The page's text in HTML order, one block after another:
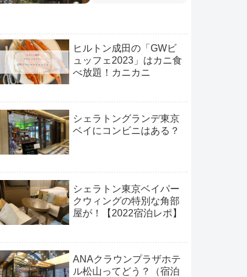
ヒルトン成田の「GWビ
ュッフェ2023」はカニ食
べ放題！カニカニ
シェラトングランデ東京
ベイにコンビニはある？
シェラトン東京ベイパー
クウィングの特別な角部
屋が！【2022宿泊レポ】
ANAクラウンプラザホテ
ル松山ってどう？（宿泊